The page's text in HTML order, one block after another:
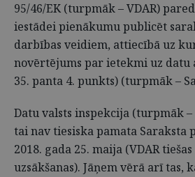
95/46/EK (turpmāk – VDAR)
iestādei pienākumu publicēt
darbības veidiem, attiecībā uz
novērtējums par ietekmi uz datu
35. panta 4. punkts) (turpmāk –
Datu valsts inspekcija (turpmāk
tai nav tiesiska pamata Saraksta
2018. gada 25. maija (VDAR
uzsākšanas). Jāņem vērā arī tas,